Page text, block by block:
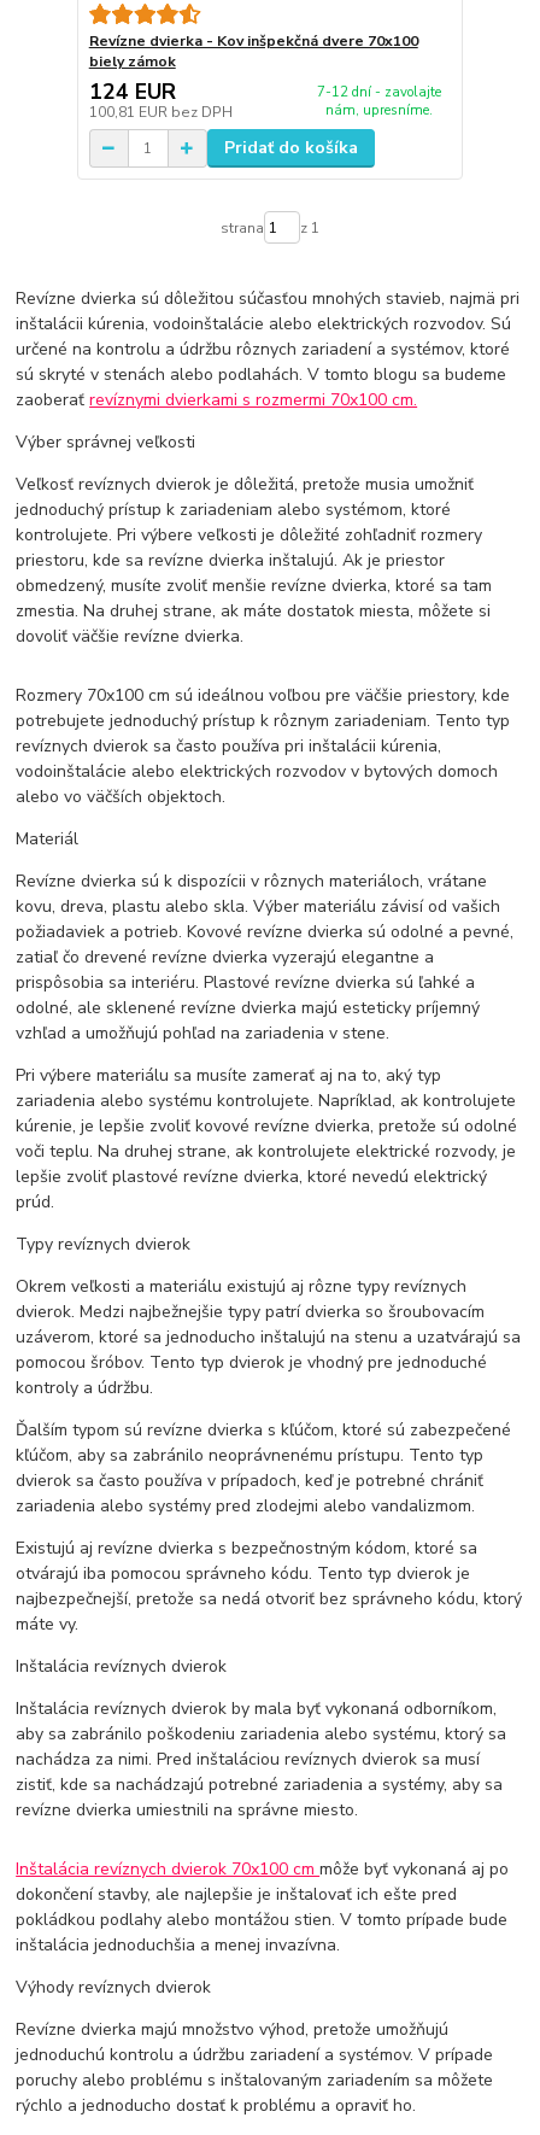
Revízne dvierka - Kov inšpekčná dvere 70x100
biely zámok
124 EUR
100,81 EUR bez DPH
7-12 dní - zavolajte
nám, upresníme.
Pridať do košíka
strana z 1
Revízne dvierka sú dôležitou súčasťou mnohých stavieb, najmä pri
inštalácii kúrenia, vodoinštalácie alebo elektrických rozvodov. Sú
určené na kontrolu a údržbu rôznych zariadení a systémov, ktoré
sú skryté v stenách alebo podlahách. V tomto blogu sa budeme
zaoberaťrevíznymi dvierkami s rozmermi 70x100 cm.
Výber správnej veľkosti
Veľkosť revíznych dvierok je dôležitá, pretože musia umožniť
jednoduchý prístup k zariadeniam alebo systémom, ktoré
kontrolujete. Pri výbere veľkosti je dôležité zohľadniť rozmery
priestoru, kde sa revízne dvierka inštalujú. Ak je priestor
obmedzený, musíte zvoliť menšie revízne dvierka, ktoré sa tam
zmestia. Na druhej strane, ak máte dostatok miesta, môžete si
dovoliť väčšie revízne dvierka.
Rozmery 70x100 cm sú ideálnou voľbou pre väčšie priestory, kde
potrebujete jednoduchý prístup k rôznym zariadeniam. Tento typ
revíznych dvierok sa často používa pri inštalácii kúrenia,
vodoinštalácie alebo elektrických rozvodov v bytových domoch
alebo vo väčších objektoch.
Materiál
Revízne dvierka sú k dispozícii v rôznych materiáloch, vrátane
kovu, dreva, plastu alebo skla. Výber materiálu závisí od vašich
požiadaviek a potrieb. Kovové revízne dvierka sú odolné a pevné,
zatiaľ čo drevené revízne dvierka vyzerajú elegantne a
prispôsobia sa interiéru. Plastové revízne dvierka sú ľahké a
odolné, ale sklenené revízne dvierka majú esteticky príjemný
vzhľad a umožňujú pohľad na zariadenia v stene.
Pri výbere materiálu sa musíte zamerať aj na to, aký typ
zariadenia alebo systému kontrolujete. Napríklad, ak kontrolujete
kúrenie, je lepšie zvoliť kovové revízne dvierka, pretože sú odolné
voči teplu. Na druhej strane, ak kontrolujete elektrické rozvody, je
lepšie zvoliť plastové revízne dvierka, ktoré nevedú elektrický
prúd.
Typy revíznych dvierok
Okrem veľkosti a materiálu existujú aj rôzne typy revíznych
dvierok. Medzi najbežnejšie typy patrí dvierka so šroubovacím
uzáverom, ktoré sa jednoducho inštalujú na stenu a uzatvárajú sa
pomocou šróbov. Tento typ dvierok je vhodný pre jednoduché
kontroly a údržbu.
Ďalším typom sú revízne dvierka s kľúčom, ktoré sú zabezpečené
kľúčom, aby sa zabránilo neoprávnenému prístupu. Tento typ
dvierok sa často používa v prípadoch, keď je potrebné chrániť
zariadenia alebo systémy pred zlodejmi alebo vandalizmom.
Existujú aj revízne dvierka s bezpečnostným kódom, ktoré sa
otvárajú iba pomocou správneho kódu. Tento typ dvierok je
najbezpečnejší, pretože sa nedá otvoriť bez správneho kódu, ktorý
máte vy.
Inštalácia revíznych dvierok
Inštalácia revíznych dvierok by mala byť vykonaná odborníkom,
aby sa zabránilo poškodeniu zariadenia alebo systému, ktorý sa
nachádza za nimi. Pred inštaláciou revíznych dvierok sa musí
zistiť, kde sa nachádzajú potrebné zariadenia a systémy, aby sa
revízne dvierka umiestnili na správne miesto.
Inštalácia revíznych dvierok 70x100 cmmôže byť vykonaná aj po
dokončení stavby, ale najlepšie je inštalovať ich ešte pred
pokládkou podlahy alebo montážou stien. V tomto prípade bude
inštalácia jednoduchšia a menej invazívna.
Výhody revíznych dvierok
Revízne dvierka majú množstvo výhod, pretože umožňujú
jednoduchú kontrolu a údržbu zariadení a systémov. V prípade
poruchy alebo problému s inštalovaným zariadením sa môžete
rýchlo a jednoducho dostať k problému a opraviť ho.